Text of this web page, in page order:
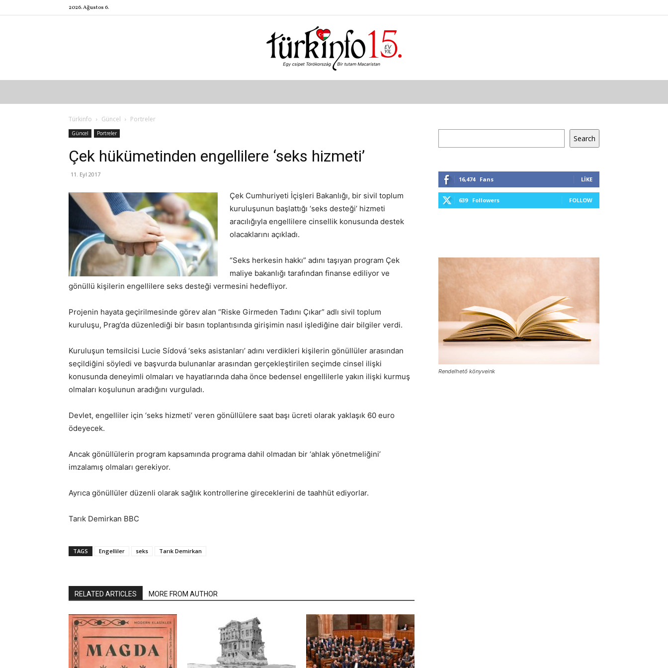
2026. Ağustos 6.
Türkinfo
Türkinfo Güncel Portreler
Güncel Portreler
Çek hükümetinden engellilere ‘seks hizmeti’
11. Eyl 2017
Çek Cumhuriyeti İçişleri Bakanlığı, bir sivil toplum
kuruluşunun başlattığı ‘seks desteği’ hizmeti
aracılığıyla engellilere cinsellik konusunda destek
olacaklarını açıkladı.
“Seks herkesin hakkı” adını taşıyan program Çek
maliye bakanlığı tarafından finanse ediliyor ve
gönüllü kişilerin engellilere seks desteği vermesini hedefliyor.
Projenin hayata geçirilmesinde görev alan “Riske Girmeden Tadını Çıkar” adlı sivil toplum
kuruluşu, Prag’da düzenlediği bir basın toplantısında girişimin nasıl işlediğine dair bilgiler verdi.
Kuruluşun temsilcisi Lucie Sídová ‘seks asistanları’ adını verdikleri kişilerin gönüllüler arasından
seçildiğini söyledi ve başvurda bulunanlar arasından gerçekleştirilen seçimde cinsel ilişki
konusunda deneyimli olmaları ve hayatlarında daha önce bedensel engellilerle yakın ilişki kurmuş
olmaları koşulunun aradığını vurguladı.
Devlet, engelliler için ‘seks hizmeti’ veren gönüllülere saat başı ücreti olarak yaklaşık 60 euro
ödeyecek.
Ancak gönüllülerin program kapsamında programa dahil olmadan bir ‘ahlak yönetmeliğini’
imzalamış olmaları gerekiyor.
Ayrıca gönüllüler düzenli olarak sağlık kontrollerine gireceklerini de taahhüt ediyorlar.
Tarık Demirkan BBC
TAGS Engelliler seks Tarık Demirkan
RELATED ARTICLES MORE FROM AUTHOR
Search
16,474 Fans LIKE
639 Followers FOLLOW
Rendelhető könyveink